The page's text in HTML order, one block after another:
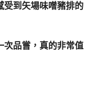
受到矢場味噌豬排的
次品嘗，真的非常值